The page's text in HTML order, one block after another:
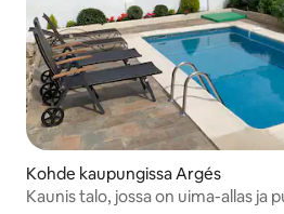
Kohde kaupungissa Argés
Kaunis talo, jossa on uima-allas ja